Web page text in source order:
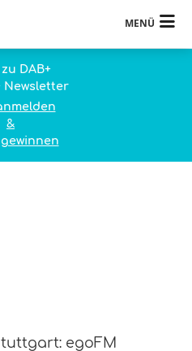
MENÜ
DAB+
Newsletter
&
gewinnen
egoFM